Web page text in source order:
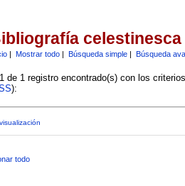
celestinesca
| Mostrar todo| Búsqueda simple| Búsqueda
de 1 registro encontrado(s) con los
):
todo